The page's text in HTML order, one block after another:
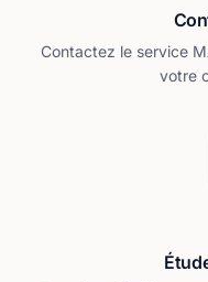
Contactez le service
votre